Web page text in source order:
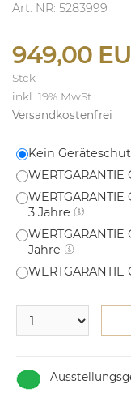
Art. NR: 5283999
949,00
Stck
inkl. 19% MwSt.
Versandkostenfrei
Kein
3 Jahre
Jahre